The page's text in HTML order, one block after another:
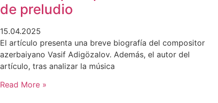
de preludio
15.04.2025
El artículo presenta una breve biografía del compositor
azerbaiyano Vasif Adigözalov. Además, el autor del
artículo, tras analizar la música
Read More »